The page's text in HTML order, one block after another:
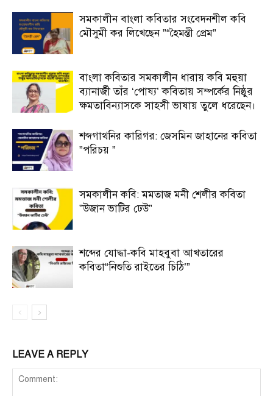
সমকালীন বাংলা কবিতার সংবেদনশীল কবি
মৌসুমী কর লিখেছেন ”“হৈমন্তী প্রেম”
বাংলা কবিতার সমকালীন ধারায় কবি মহুয়া
ব্যানার্জী তাঁর ‘পোষ্য’ কবিতায় সম্পর্কের নিষ্ঠুর
ক্ষমতাবিন্যাসকে সাহসী ভাষায় তুলে ধরেছেন।
শব্দগাথনির কারিগর: জেসমিন জাহানের কবিতা
”পরিচয় ”
সমকালীন কবি: মমতাজ মনী শেলীর কবিতা
”উজান ভাটির ঢেউ”
শব্দের যোদ্ধা-কবি মাহবুবা আখতারের
কবিতা“নিশুতি রাইতের চিঠি’”
LEAVE A REPLY